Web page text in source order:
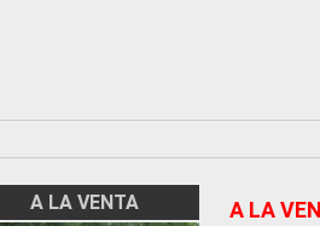
A LA VENTA A LA